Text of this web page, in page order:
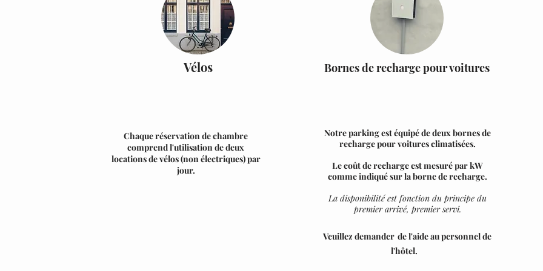
Vélos
Chaque réservation de chambre
comprend l'utilisation de deux
locations de vélos (non électriques) par
jour.
Bornes de recharge pour voitures
Notre parking est équipé de deux bornes de
recharge pour voitures climatisées.
Le coût de recharge est mesuré par kW
comme indiqué sur la borne de recharge.
La disponibilité est fonction du principe du
premier arrivé, premier servi.
Veuillez demander de l'aide au personnel de
l'hôtel.